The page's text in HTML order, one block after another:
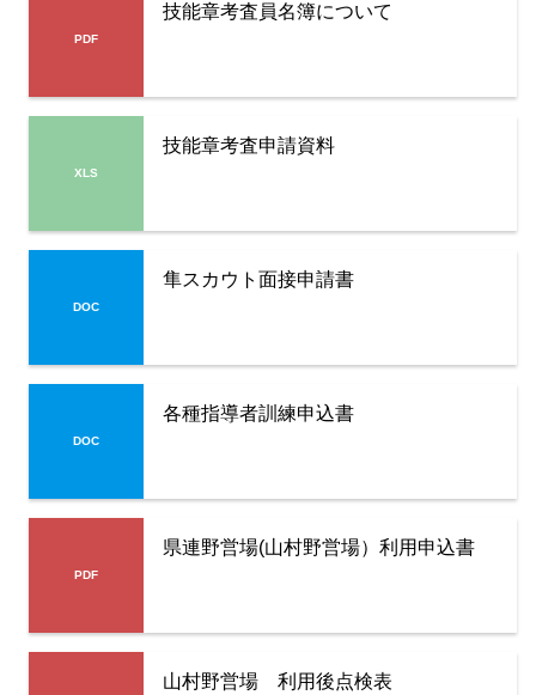
技能章考査員名簿について
技能章考査申請資料
隼スカウト面接申請書
各種指導者訓練申込書
県連野営場(山村野営場）利用申込書
山村野営場 利用後点検表